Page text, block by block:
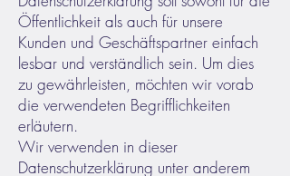
Öffentlichkeit als auch für unsere
Kunden und Geschäftspartner einfach
lesbar und verständlich sein. Um dies
zu gewährleisten, möchten wir vorab
die verwendeten Begrifflichkeiten
erläutern.
Wir verwenden in dieser
Datenschutzerklärung unter anderem